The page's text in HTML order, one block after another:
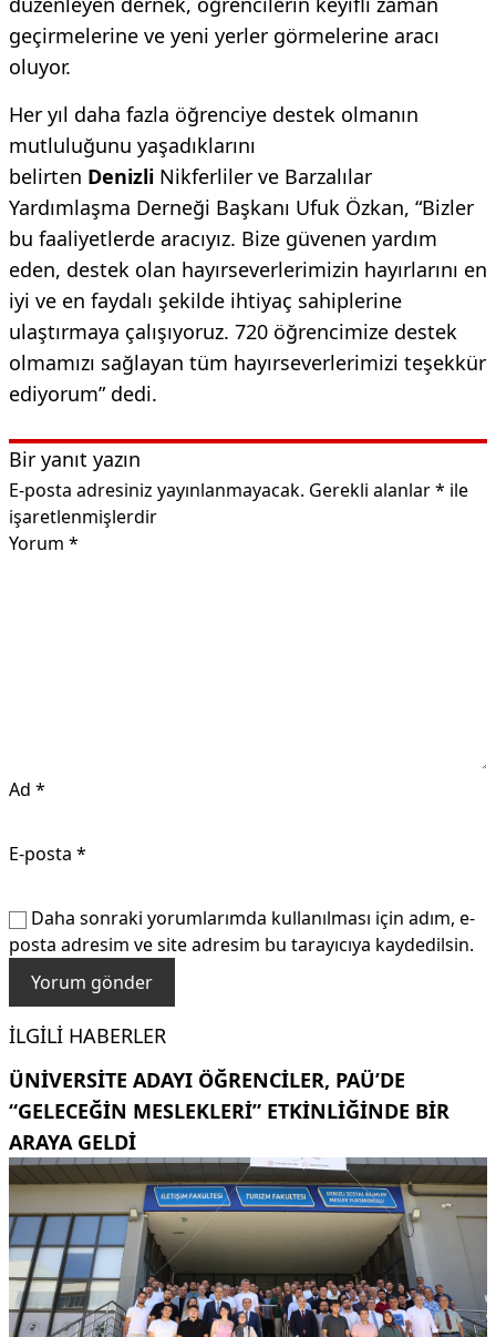
geçirmelerine ve yeni yerler görmelerine aracı
oluyor.
Her yıl daha fazla öğrenciye destek olmanın
mutluluğunu yaşadıklarını
belirten Denizli Nikferliler ve Barzalılar
Yardımlaşma Derneği Başkanı Ufuk Özkan, “Bizler
bu faaliyetlerde aracıyız. Bize güvenen yardım
eden, destek olan hayırseverlerimizin hayırlarını en
iyi ve en faydalı şekilde ihtiyaç sahiplerine
ulaştırmaya çalışıyoruz. 720 öğrencimize destek
olmamızı sağlayan tüm hayırseverlerimizi teşekkür
ediyorum” dedi.
Bir yanıt yazın
E-posta adresiniz yayınlanmayacak. Gerekli alanlar* ile
işaretlenmişlerdir
Yorum *
Ad *
E-posta *
Daha sonraki yorumlarımda kullanılması için adım, e-
posta adresim ve site adresim bu tarayıcıya kaydedilsin.
İLGILI HABERLER
ÜNIVERSITE ADAYI ÖĞRENCILER, PAÜ’DE
“GELECEĞIN MESLEKLERI” ETKINLIĞINDE BIR
ARAYA GELDI